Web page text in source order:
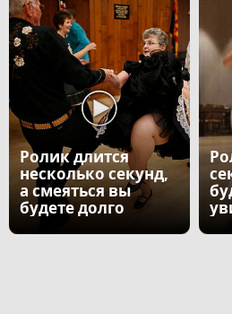
Ролик длится
несколько секунд,
а смеяться вы
будете долго